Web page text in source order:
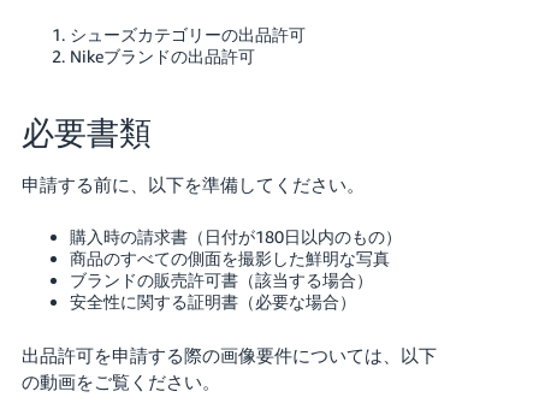
シューズカテゴリーの出品許可
Nikeブランドの出品許可
必要書類
申請する前に、以下を準備してください。
購入時の請求書（日付が180日以内のもの）
商品のすべての側面を撮影した鮮明な写真
ブランドの販売許可書（該当する場合）
安全性に関する証明書（必要な場合）
出品許可を申請する際の画像要件については、以下
の動画をご覧ください。